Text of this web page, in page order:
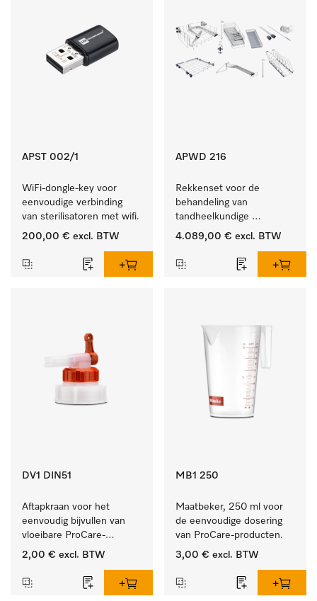
APST 002/1
WiFi-dongle-key voor
eenvoudige verbinding
van sterilisatoren met wifi.
200,00 € excl. BTW
APWD 216
Rekkenset voor de
behandeling van
tandheelkundige
instrumenten.
4.089,00 € excl. BTW
DV1 DIN51
Aftapkraan voor het
eenvoudig bijvullen van
vloeibare ProCare-
producten.
2,00 € excl. BTW
MB1 250
Maatbeker, 250 ml voor
de eenvoudige dosering
van ProCare-producten.
3,00 € excl. BTW